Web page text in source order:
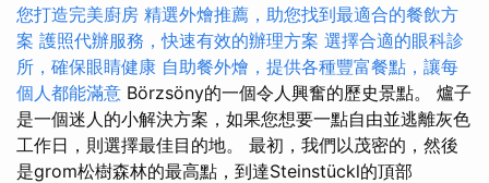
您打造完美廚房 精選外燴推薦，助您找到最適合的餐飲方
案 護照代辦服務，快速有效的辦理方案 選擇合適的眼科診
所，確保眼睛健康 自助餐外燴，提供各種豐富餐點，讓每
個人都能滿意 Börzsöny的一個令人興奮的歷史景點。 爐子
是一個迷人的小解決方案，如果您想要一點自由並逃離灰色
工作日，則選擇最佳目的地。 最初，我們以茂密的，然後
是grom松樹森林的最高點，到達Steinstückl的頂部